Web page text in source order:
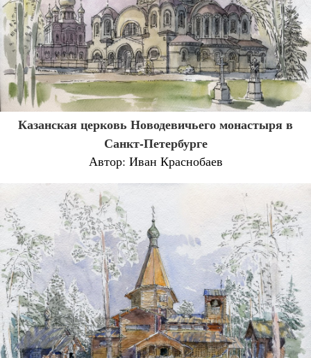
Казанская церковь Новодевичьего монастыря в
Санкт-Петербурге
Автор: Иван Краснобаев